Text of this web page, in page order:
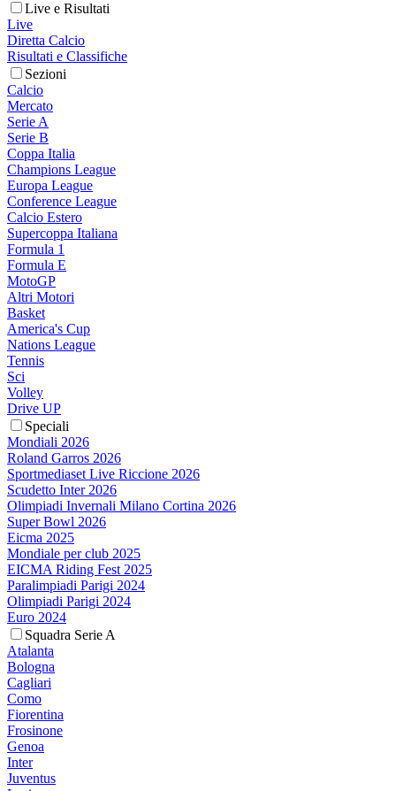
Live e Risultati
Live
Diretta Calcio
Risultati e Classifiche
Sezioni
Calcio
Mercato
Serie A
Serie B
Coppa Italia
Champions League
Europa League
Conference League
Calcio Estero
Supercoppa Italiana
Formula 1
Formula E
MotoGP
Altri Motori
Basket
America's Cup
Nations League
Tennis
Sci
Volley
Drive UP
Speciali
Mondiali 2026
Roland Garros 2026
Sportmediaset Live Riccione 2026
Scudetto Inter 2026
Olimpiadi Invernali Milano Cortina 2026
Super Bowl 2026
Eicma 2025
Mondiale per club 2025
EICMA Riding Fest 2025
Paralimpiadi Parigi 2024
Olimpiadi Parigi 2024
Euro 2024
Squadra Serie A
Atalanta
Bologna
Cagliari
Como
Fiorentina
Frosinone
Genoa
Inter
Juventus